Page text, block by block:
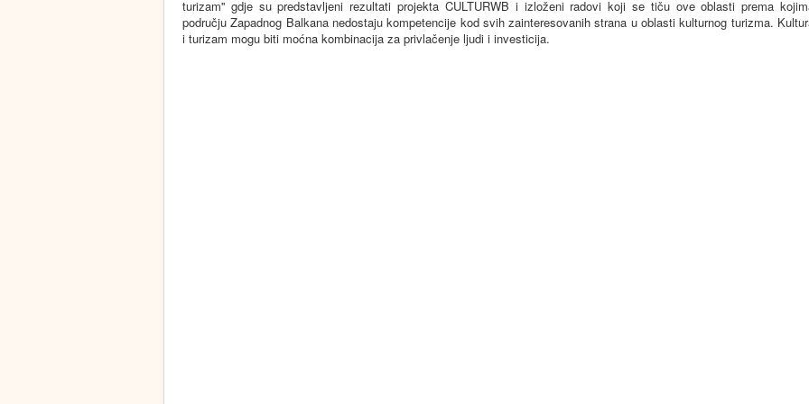
turizam'' gdje su predstavljeni rezultati projekta CULTURWB i izloženi radovi koji se tiču ove oblasti prema
području Zapadnog Balkana nedostaju kompetencije kod svih zainteresovanih strana u oblasti kulturnog turizma.
i turizam mogu biti moćna kombinacija za privlačenje ljudi i investicija.